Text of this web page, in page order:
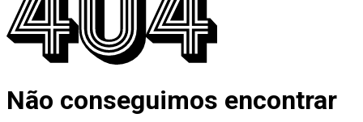
Não conseguimos encontrar